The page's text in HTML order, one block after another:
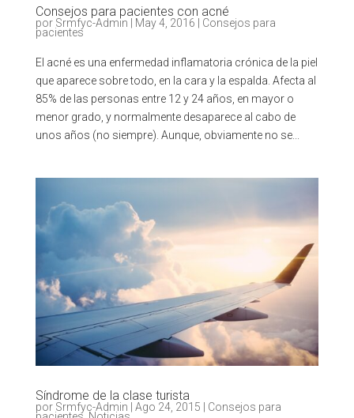
Consejos para pacientes con acné
por Srmfyc-Admin May 4, 2016 Consejos para
pacientes
El acné es una enfermedad inflamatoria crónica de la piel
que aparece sobre todo, en la cara y la espalda. Afecta al
85% de las personas entre 12 y 24 años, en mayor o
menor grado, y normalmente desaparece al cabo de
unos años (no siempre). Aunque, obviamente no se...
Síndrome de la clase turista
por Srmfyc-Admin Ago 24, 2015 Consejos para